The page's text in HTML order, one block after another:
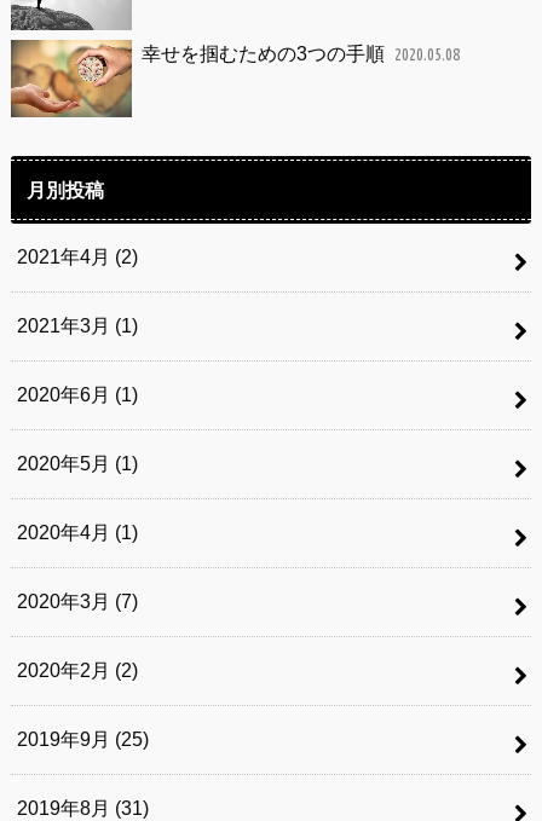
幸せを掴むための3つの手順 2020.05.08
月別投稿
2021年4月 (2)
2021年3月 (1)
2020年6月 (1)
2020年5月 (1)
2020年4月 (1)
2020年3月 (7)
2020年2月 (2)
2019年9月 (25)
2019年8月 (31)